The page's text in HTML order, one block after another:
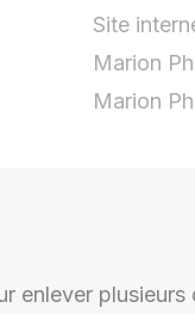
Site
Marion
Marion
enlever